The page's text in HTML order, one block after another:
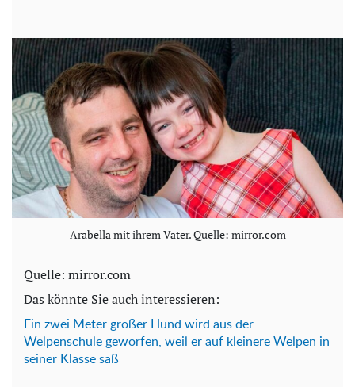
Arabella mit ihrem Vater. Quelle: mirror.com
Quelle: mirror.com
Das könnte Sie auch interessieren:
Ein zwei Meter großer Hund wird aus der
Welpenschule geworfen, weil er auf kleinere Welpen in
seiner Klasse saß